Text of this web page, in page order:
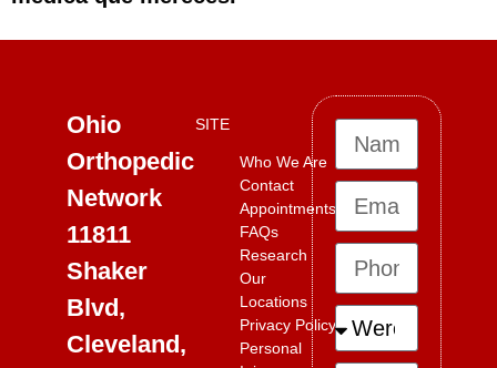
Ohio
Orthopedic
Network
11811
Shaker
Blvd,
Cleveland,
SITE
Who We Are
Contact
Appointments
FAQs
Research
Our
Locations
Privacy Policy
Personal